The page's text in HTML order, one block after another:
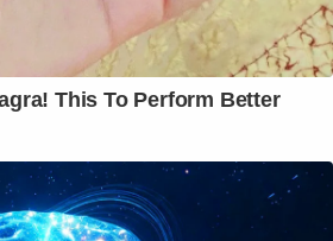
This To Perform Better